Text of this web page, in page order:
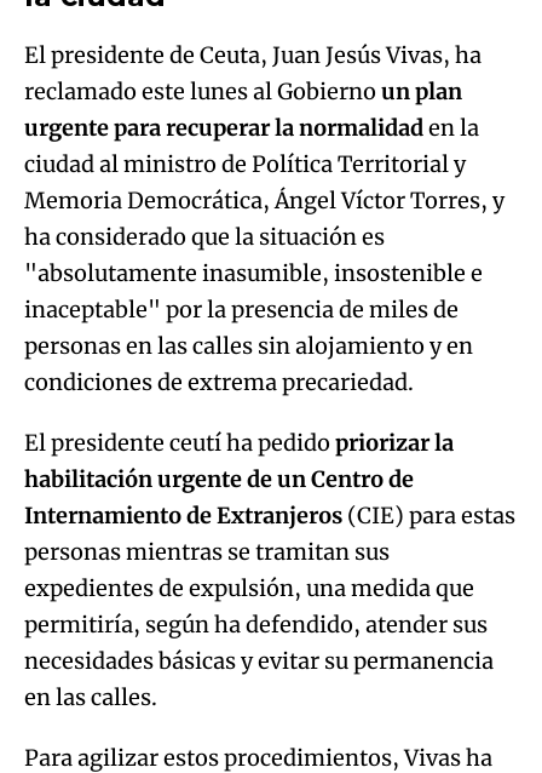
El presidente de Ceuta, Juan Jesús Vivas, ha
reclamado este lunes al Gobierno un plan
urgente para recuperar la normalidaden la
ciudad al ministro de Política Territorial y
Memoria Democrática, Ángel Víctor Torres, y
ha considerado que la situación es
"absolutamente inasumible, insostenible e
inaceptable" por la presencia de miles de
personas en las calles sin alojamiento y en
condiciones de extrema precariedad.
El presidente ceutí ha pedido priorizar la
habilitación urgente de un Centro de
Internamiento de Extranjeros (CIE) para estas
personas mientras se tramitan sus
expedientes de expulsión, una medida que
permitiría, según ha defendido, atender sus
necesidades básicas y evitar su permanencia
en las calles.
Para agilizar estos procedimientos, Vivas ha